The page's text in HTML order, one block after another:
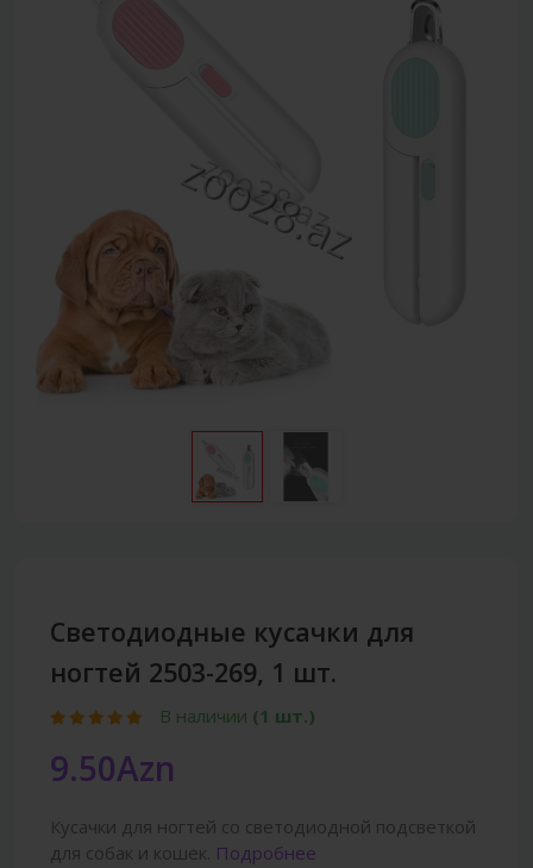
Светодиодные кусачки для
ногтей 2503-269, 1 шт.
В наличии (1 шт.)
9.50Azn
Кусачки для ногтей со светодиодной подсветкой
для собак и кошек. Подробнее